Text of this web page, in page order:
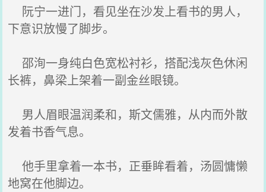
阮宁一进门，看见坐在沙发上看书的男人，
下意识放慢了脚步。
邵洵一身纯白色宽松衬衫，搭配浅灰色休闲
长裤，鼻梁上架着一副金丝眼镜。
男人眉眼温润柔和，斯文儒雅，从内而外散
发着书香气息。
他手里拿着一本书，正垂眸看着，汤圆慵懒
地窝在他脚边。